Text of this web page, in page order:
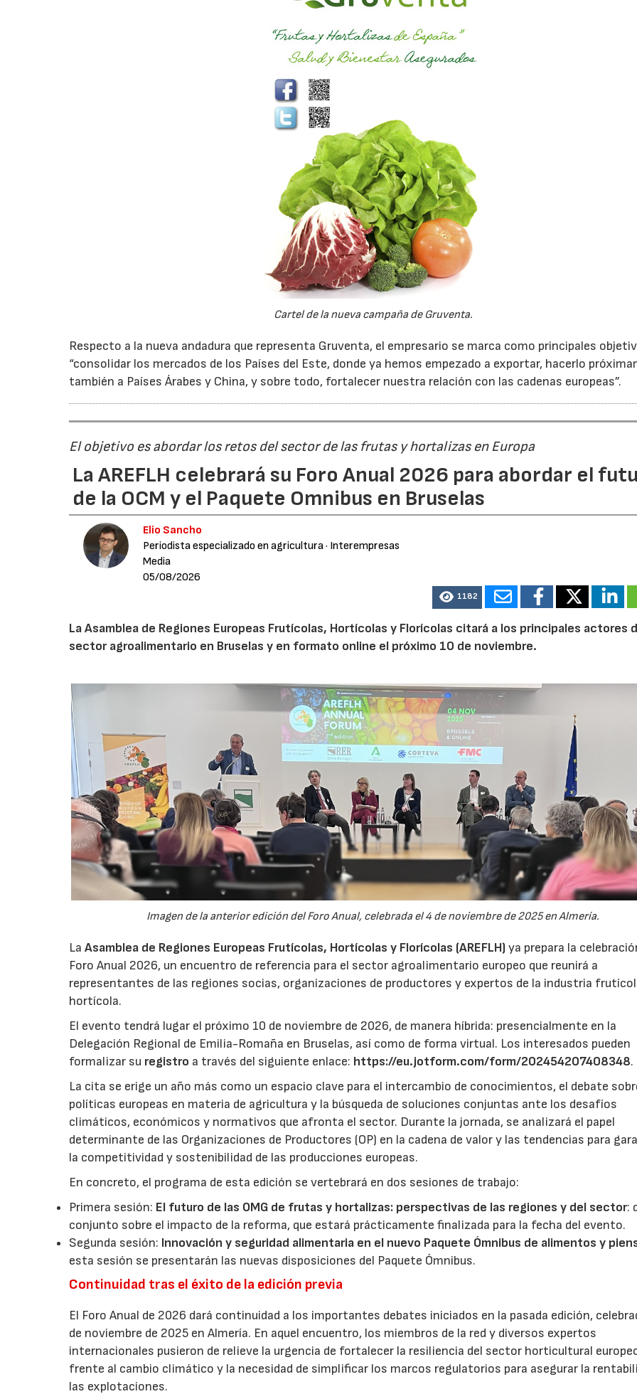
Cartel de la nueva campaña de Gruventa.
Respecto a la nueva andadura que representa Gruventa, el empresario se marca como principales
“consolidar los mercados de los Países del Este, donde ya hemos empezado a exportar, hacerlo
también a Países Árabes y China, y sobre todo, fortalecer nuestra relación con las cadenas europeas”.
El objetivo es abordar los retos del sector de las frutas y hortalizas en Europa
La AREFLH celebrará su Foro Anual 2026 para abordar el
de la OCM y el Paquete Omnibus en Bruselas
Elio Sancho
Periodista especializado en agricultura· Interempresas
Media
05/08/2026
1182
La Asamblea de Regiones Europeas Frutícolas, Hortícolas y Florícolas citará a los principales actores
sector agroalimentario en Bruselas y en formato online el próximo 10 de noviembre.
Imagen de la anterior edición del Foro Anual, celebrada el 4 de noviembre de 2025 en Almería.
LaAsamblea de Regiones Europeas Frutícolas, Hortícolas y Florícolas (AREFLH)ya prepara la
Foro Anual 2026, un encuentro de referencia para el sector agroalimentario europeo que reunirá a
representantes de las regiones socias, organizaciones de productores y expertos de la industria
hortícola.
El evento tendrá lugar el próximo 10 de noviembre de 2026, de manera híbrida: presencialmente en la
Delegación Regional de Emilia-Romaña en Bruselas, así como de forma virtual. Los interesados pueden
formalizar su registro a través del siguiente enlace: https://eu.jotform.com/form/202454207408348.
La cita se erige un año más como un espacio clave para el intercambio de conocimientos, el debate
políticas europeas en materia de agricultura y la búsqueda de soluciones conjuntas ante los desafíos
climáticos, económicos y normativos que afronta el sector. Durante la jornada, se analizará el papel
determinante de las Organizaciones de Productores (OP) en la cadena de valor y las tendencias para
la competitividad y sostenibilidad de las producciones europeas.
En concreto, el programa de esta edición se vertebrará en dos sesiones de trabajo:
Primera sesión: El futuro de las OMG de frutas y hortalizas: perspectivas de las regiones y del sector:
conjunto sobre el impacto de la reforma, que estará prácticamente finalizada para la fecha del evento.
Segunda sesión: Innovación y seguridad alimentaria en el nuevo Paquete Ómnibus de alimentos y
esta sesión se presentarán las nuevas disposiciones del Paquete Ómnibus.
Continuidad tras el éxito de la edición previa
El Foro Anual de 2026 dará continuidad a los importantes debates iniciados en la pasada edición,
de noviembre de 2025 en Almería. En aquel encuentro, los miembros de la red y diversos expertos
internacionales pusieron de relieve la urgencia de fortalecer la resiliencia del sector horticultural
frente al cambio climático y la necesidad de simplificar los marcos regulatorios para asegurar la
las explotaciones.